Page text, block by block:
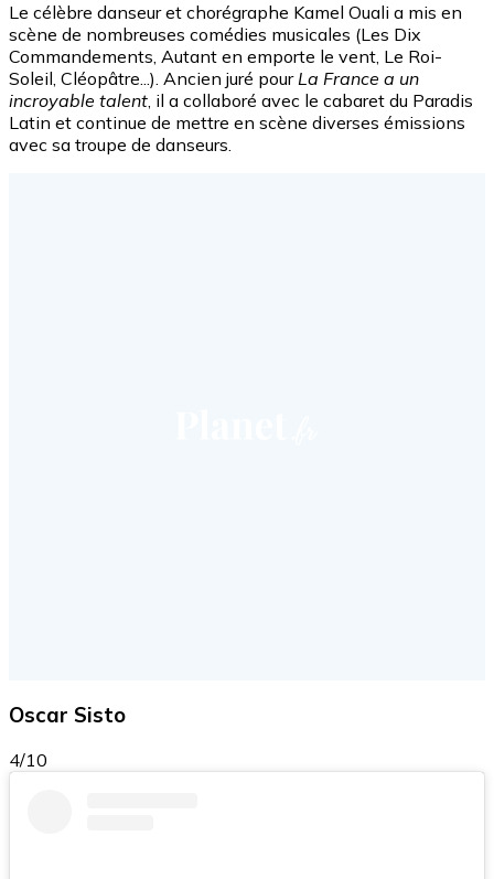
Le célèbre danseur et chorégraphe Kamel Ouali a mis en
scène de nombreuses comédies musicales (Les Dix
Commandements, Autant en emporte le vent, Le Roi-
Soleil, Cléopâtre...). Ancien juré pourLa France a un
incroyable talent, il a collaboré avec le cabaret du Paradis
Latin et continue de mettre en scène diverses émissions
avec sa troupe de danseurs.
Oscar Sisto
4/10